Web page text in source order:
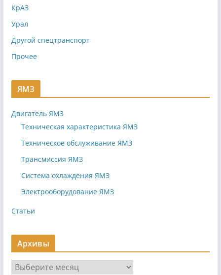
КрАЗ
Урал
Другой спецтранспорт
Прочее
ЯМЗ
Двигатель ЯМЗ
Техническая характеристика ЯМЗ
Техническое обслуживание ЯМЗ
Трансмиссия ЯМЗ
Система охлаждения ЯМЗ
Электрооборудование ЯМЗ
Статьи
Архивы